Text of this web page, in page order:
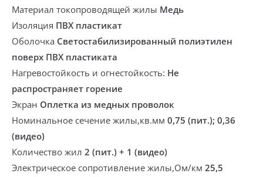
Материал токопроводящей жилы Медь
Изоляция ПВХ пластикат
Оболочка Светостабилизированный полиэтилен
поверх ПВХ пластиката
Нагревостойкость и огнестойкость: Не
распространяет горение
Экран Оплетка из медных проволок
Номинальное сечение жилы,кв.мм 0,75 (пит.); 0,36
(видео)
Количество жил 2 (пит.) + 1 (видео)
Электрическое сопротивление жилы,Ом/км 25,5